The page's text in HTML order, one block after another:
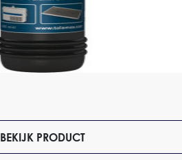
BEKIJK PRODUCT